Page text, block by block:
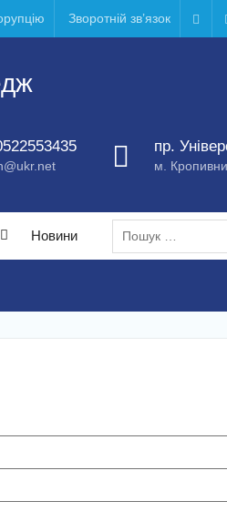
Зворотній зв’язок
пр.
м.
Новини
Пошук: